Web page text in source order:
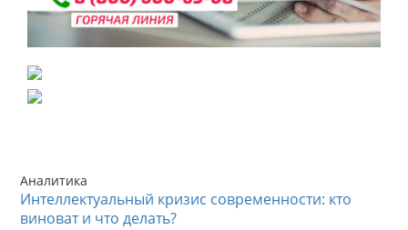
Аналитика
Интеллектуальный кризис современности: кто
виноват и что делать?